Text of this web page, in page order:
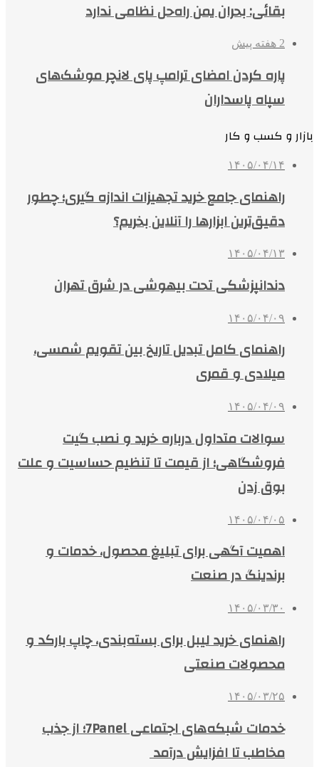
بقائی: بحران یمن راه‌حل نظامی ندارد
2 هفته پیش
پاره کردن امضای ترامپ پای لانچر موشک‌های
سپاه پاسداران
بازار و کسب و کار
۱۴۰۵/۰۴/۱۴
راهنمای جامع خرید تجهیزات اندازه گیری؛ چطور
دقیق‌ترین ابزارها را آنلاین بخریم؟
۱۴۰۵/۰۴/۱۳
دندانپزشکی تحت بیهوشی در شرق تهران
۱۴۰۵/۰۴/۰۹
راهنمای کامل تبدیل تاریخ بین تقویم شمسی،
میلادی و قمری
۱۴۰۵/۰۴/۰۹
سوالات متداول درباره خرید و نصب گیت
فروشگاهی؛ از قیمت تا تنظیم حساسیت و علت
بوق زدن
۱۴۰۵/۰۴/۰۵
اهمیت آگهی برای تبلیغ محصول، خدمات و
برندینگ در صنعت
۱۴۰۵/۰۳/۳۰
راهنمای خرید لیبل برای بسته‌بندی، چاپ بارکد و
محصولات صنعتی
۱۴۰۵/۰۳/۲۵
خدمات شبکه‌های اجتماعی 7Panel؛ از جذب
مخاطب تا افزایش درآمد